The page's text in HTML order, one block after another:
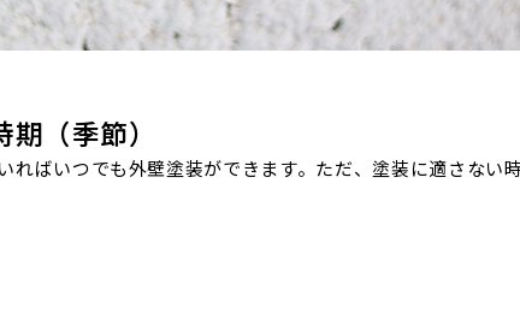
（季節）
ればいつでも外壁塗装ができます。ただ、塗装に適さない